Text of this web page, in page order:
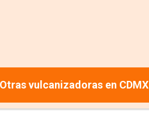
Otras vulcanizadoras en CDMX